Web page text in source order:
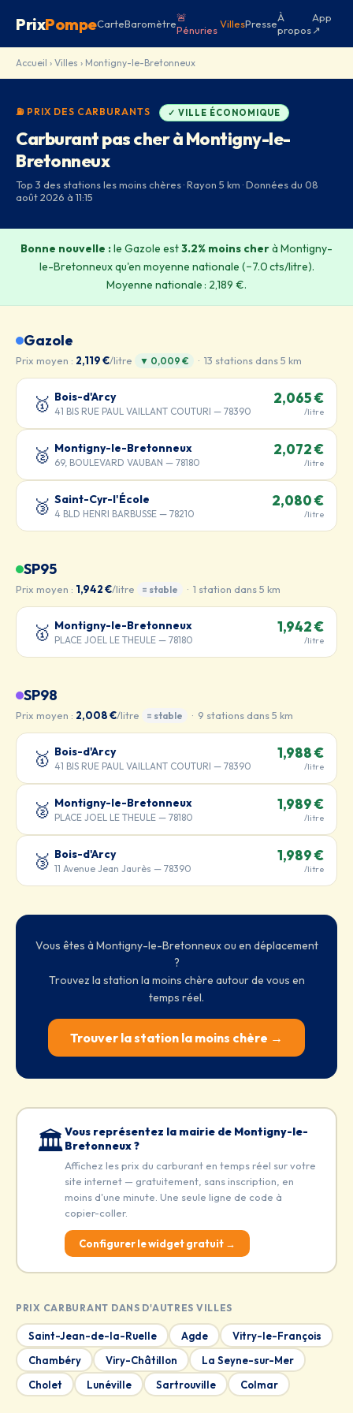
PrixPompeCarteBaromètre🚨
Pénuries VillesPresseÀ
propos
App
↗
Accueil › Villes › Montigny-le-Bretonneux
⛽ PRIX DES CARBURANTS ✓ VILLE ÉCONOMIQUE
Carburant pas cher à Montigny-le-
Bretonneux
Top 3 des stations les moins chères · Rayon 5 km · Données du 08
août 2026 à 11:15
Bonne nouvelle :le Gazole est3.2% moins cherà Montigny-
le-Bretonneux qu'en moyenne nationale (−7.0 cts/litre).
Moyenne nationale : 2,189 €.
Gazole
Prix moyen : 2,119 €/litre ▼ 0,009 € · 13 stations dans 5 km
🥇 Bois-d'Arcy
41 BIS RUE PAUL VAILLANT COUTURI — 78390
2,065 €
/litre
🥈 Montigny-le-Bretonneux
69, BOULEVARD VAUBAN — 78180
2,072 €
/litre
🥉 Saint-Cyr-l'École
4 BLD HENRI BARBUSSE — 78210
2,080 €
/litre
SP95
Prix moyen : 1,942 €/litre = stable · 1 station dans 5 km
🥇 Montigny-le-Bretonneux
PLACE JOEL LE THEULE — 78180
1,942 €
/litre
SP98
Prix moyen : 2,008 €/litre = stable · 9 stations dans 5 km
🥇 Bois-d'Arcy
41 BIS RUE PAUL VAILLANT COUTURI — 78390
1,988 €
/litre
🥈 Montigny-le-Bretonneux
PLACE JOEL LE THEULE — 78180
1,989 €
/litre
🥉 Bois-d'Arcy
11 Avenue Jean Jaurès — 78390
1,989 €
/litre
Vous êtes à Montigny-le-Bretonneux ou en déplacement
?
Trouvez la station la moins chère autour de vous en
temps réel.
Trouver la station la moins chère →
🏛️Vous représentez la mairie de Montigny-le-
Bretonneux ?
Affichez les prix du carburant en temps réel sur votre
site internet — gratuitement, sans inscription, en
moins d'une minute. Une seule ligne de code à
copier-coller.
Configurer le widget gratuit →
PRIX CARBURANT DANS D'AUTRES VILLES
Saint-Jean-de-la-Ruelle Agde
Vitry-le-François
Chambéry
Viry-Châtillon
La Seyne-sur-Mer
Cholet
Lunéville Sartrouville Colmar